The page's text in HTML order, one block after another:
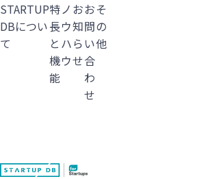
STARTUP
DBについ
て
特
長
と
機
能
ノ
ウ
ハ
ウ
お
知
ら
せ
お
問
い
合
わ
せ
そ
の
他